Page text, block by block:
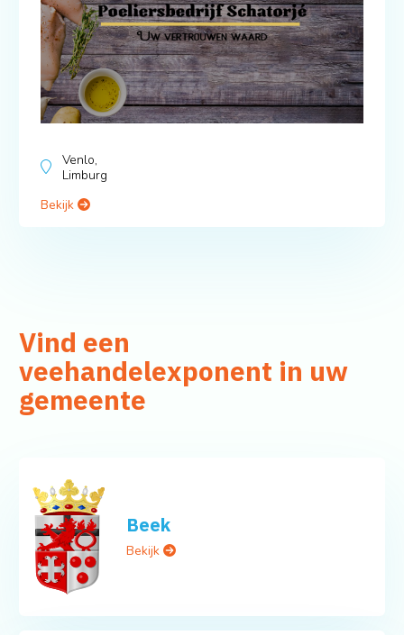
Venlo,
Limburg
Bekijk
Vind een
veehandelexponent in uw
gemeente
Beek
Bekijk